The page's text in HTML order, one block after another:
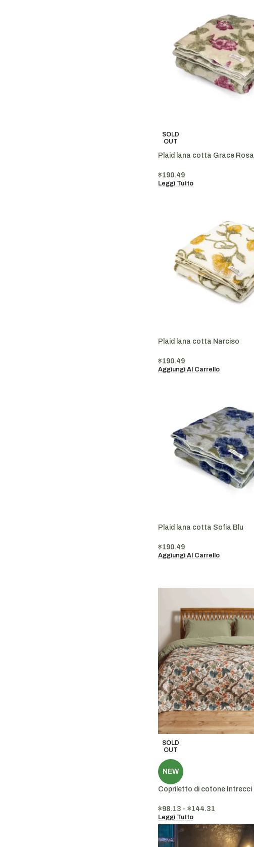
SOLD
OUT
Plaid lana cotta Grace Rosa
$190.49
Leggi Tutto
Plaid lana cotta Narciso
$190.49
Aggiungi Al Carrello
Plaid lana cotta Sofia Blu
$190.49
Aggiungi Al Carrello
SOLD
OUT
NEW
Copriletto di cotone Intrecci
$98.13 - $144.31
Leggi Tutto